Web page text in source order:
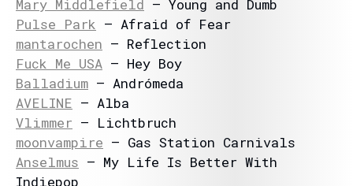
Mary Middlefield – Young and Dumb
Pulse Park – Afraid of Fear
mantarochen – Reflection
Fuck Me USA – Hey Boy
Balladium – Andrómeda
AVELINE – Alba
Vlimmer – Lichtbruch
moonvampire – Gas Station Carnivals
Anselmus – My Life Is Better With
Indiepop